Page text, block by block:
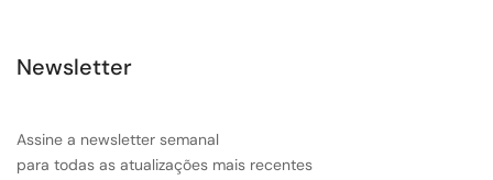
Newsletter
Assine a newsletter semanal
para todas as atualizações mais recentes